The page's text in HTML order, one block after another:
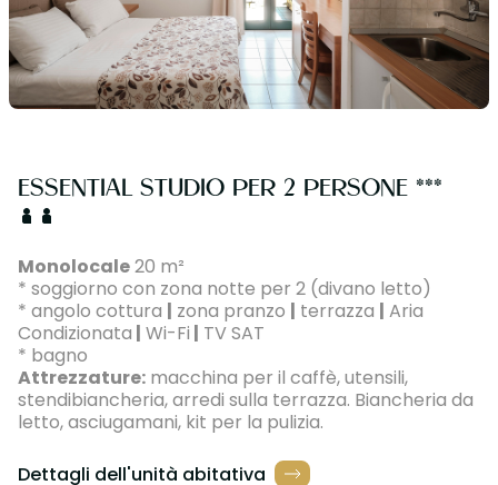
ESSENTIAL STUDIO PER 2 PERSONE ***
Monolocale20 m²
* soggiorno con zona notte per 2 (divano letto)
* angolo cottura | zona pranzo | terrazza | Aria
Condizionata | Wi-Fi | TV SAT
* bagno
Attrezzature: macchina per il caffè, utensili,
stendibiancheria, arredi sulla terrazza. Biancheria da
letto, asciugamani, kit per la pulizia.
Dettagli dell'unità abitativa